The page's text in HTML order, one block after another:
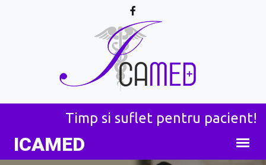
Timp si suflet pentru pacient!
ICAMED